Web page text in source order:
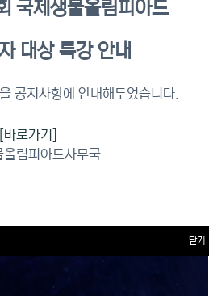
로가기
국제생물올림피아드
대상 특강 안내
공지사항에 안내해두었습니다.
[바로가기]
올림피아드사무국
닫기